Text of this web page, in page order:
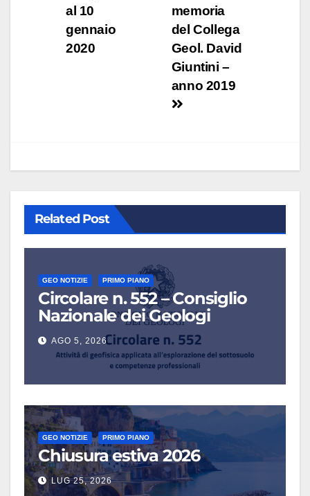
memoria
del Collega
Geol. David
Giuntini –
anno 2019
al 10
gennaio
2020
Related Post
GEO NOTIZIE PRIMO PIANO
Circolare n. 552 – Consiglio
Nazionale dei Geologi
AGO 5, 2026
GEO NOTIZIE PRIMO PIANO
Chiusura estiva 2026
LUG 25, 2026